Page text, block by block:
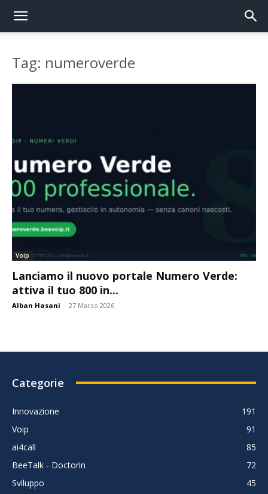
Tag: numeroverde
Voip
Lanciamo il nuovo portale Numero Verde:
attiva il tuo 800 in...
Alban Hasani - 27 Marzo 2026
Categorie
Innovazione
191
Voip
91
ai4call
85
BeeTalk - Doctorin
72
Sviluppo
45